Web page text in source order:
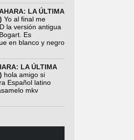
LA ÚLTIMA
Yo al final me
la versión antigua
Es
en blanco y negro
LA ÚLTIMA
hola amigo si
Español latino
mkv